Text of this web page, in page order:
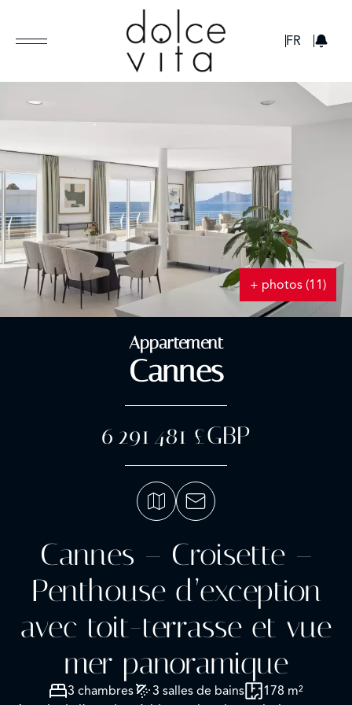
FR
+ photos (11)
Appartement
Cannes
6 291 481 £GBP
Cannes – Croisette –
Penthouse d’exception
avec toit-terrasse et vue
mer panoramique
3 chambres 3 salles de bains
178 m²